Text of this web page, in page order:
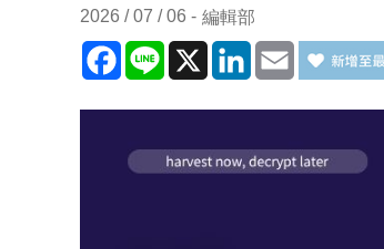
2026 / 07 / 06 編輯部
Facebook
Line X LinkedInEmail